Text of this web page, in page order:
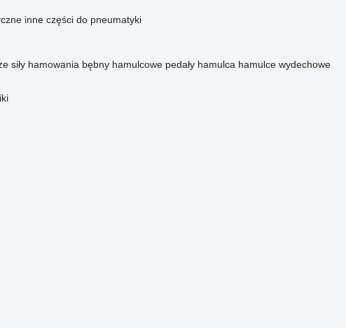
inne części do pneumatyki
siły hamowania bębny hamulcowe pedały hamulca hamulce wydechowe